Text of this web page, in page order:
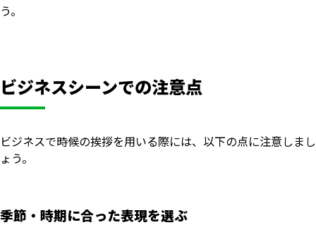
う。
ビジネスシーンでの注意点
ビジネスで時候の挨拶を用いる際には、以下の点に注意しまし
ょう。
季節・時期に合った表現を選ぶ